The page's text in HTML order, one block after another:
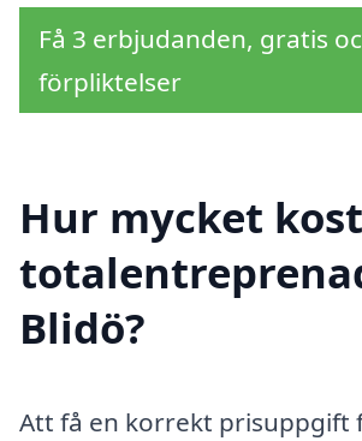
Få 3 erbjudanden, gratis
förpliktelser
Hur mycket
Blidö?
Att få en korrekt prisuppgift